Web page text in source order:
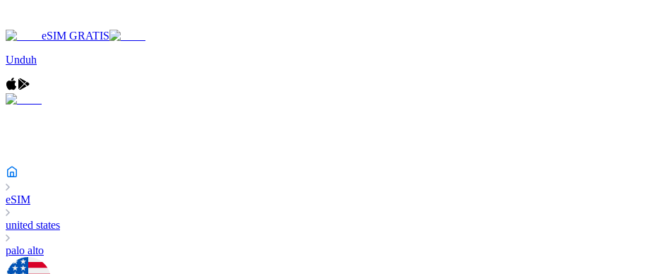
eSIM GRATIS
Unduh
eSIM
united states
palo alto